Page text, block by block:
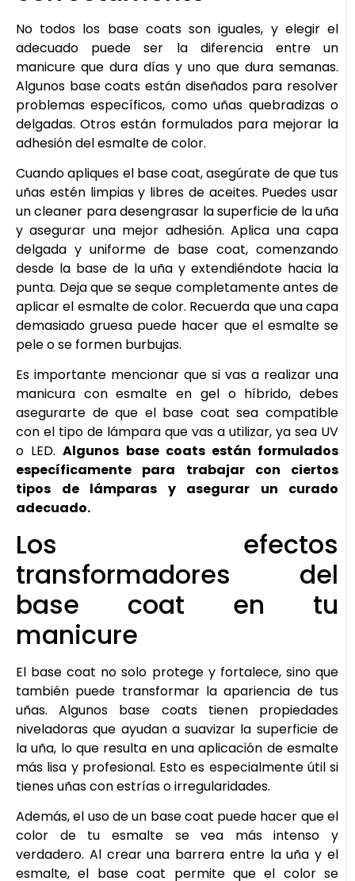
No todos los base coats son iguales, y elegir el
adecuado puede ser la diferencia entre un
manicure que dura días y uno que dura semanas.
Algunos base coats están diseñados para resolver
problemas específicos, como uñas quebradizas o
delgadas. Otros están formulados para mejorar la
adhesión del esmalte de color.
Cuando apliques el base coat, asegúrate de que tus
uñas estén limpias y libres de aceites. Puedes usar
un cleaner para desengrasar la superficie de la uña
y asegurar una mejor adhesión. Aplica una capa
delgada y uniforme de base coat, comenzando
desde la base de la uña y extendiéndote hacia la
punta. Deja que se seque completamente antes de
aplicar el esmalte de color. Recuerda que una capa
demasiado gruesa puede hacer que el esmalte se
pele o se formen burbujas.
Es importante mencionar que si vas a realizar una
manicura con esmalte en gel o híbrido, debes
asegurarte de que el base coat sea compatible
con el tipo de lámpara que vas a utilizar, ya sea UV
o LED.Algunos base coats están formulados
específicamente para trabajar con ciertos
tipos de lámparas y asegurar un curado
adecuado.
Los efectos
transformadores del
base coat en tu
manicure
El base coat no solo protege y fortalece, sino que
también puede transformar la apariencia de tus
uñas. Algunos base coats tienen propiedades
niveladoras que ayudan a suavizar la superficie de
la uña, lo que resulta en una aplicación de esmalte
más lisa y profesional. Esto es especialmente útil si
tienes uñas con estrías o irregularidades.
Además, el uso de un base coat puede hacer que el
color de tu esmalte se vea más intenso y
verdadero. Al crear una barrera entre la uña y el
esmalte, el base coat permite que el color se